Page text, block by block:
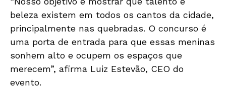
beleza existem em todos os cantos da cidade,
principalmente nas quebradas. O concurso é
uma porta de entrada para que essas meninas
sonhem alto e ocupem os espaços que
merecem”, afirma Luiz Estevão, CEO do
evento.